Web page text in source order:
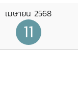
เมษายน 2568
11